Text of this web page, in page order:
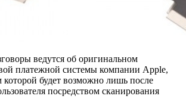
ведутся об оригинальном
платежной системы компании Apple,
которой будет возможно лишь после
посредством сканирования